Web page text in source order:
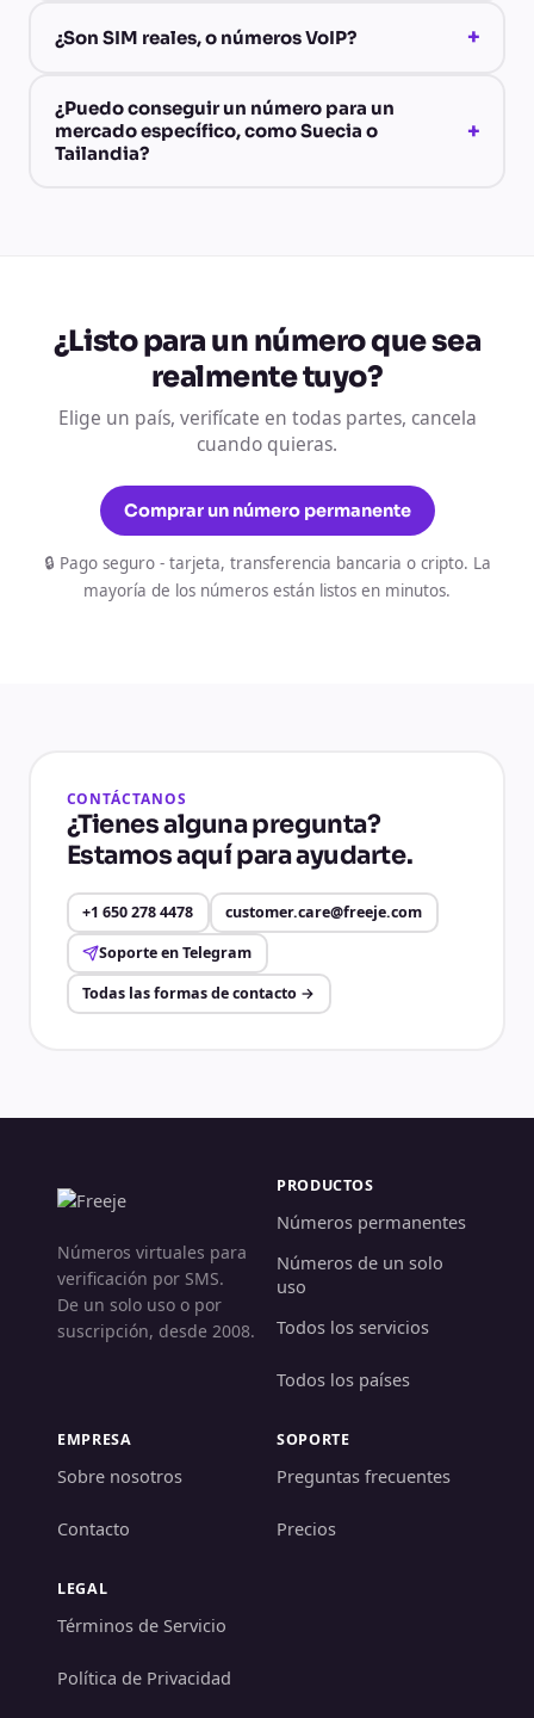
¿Son SIM reales, o números VoIP? +
¿Puedo conseguir un número para un
mercado específico, como Suecia o
Tailandia?
+
¿Listo para un número que sea
realmente tuyo?
Elige un país, verifícate en todas partes, cancela
cuando quieras.
Comprar un número permanente
🔒 Pago seguro - tarjeta, transferencia bancaria o cripto. La
mayoría de los números están listos en minutos.
CONTÁCTANOS
¿Tienes alguna pregunta?
Estamos aquí para ayudarte.
+1 650 278 4478
customer.care@freeje.com
Soporte en Telegram
Todas las formas de contacto →
Números virtuales para
verificación por SMS.
De un solo uso o por
suscripción, desde 2008.
PRODUCTOS
Números permanentes
Números de un solo
uso
Todos los servicios
Todos los países
EMPRESA
Sobre nosotros
Contacto
SOPORTE
Preguntas frecuentes
Precios
LEGAL
Términos de Servicio
Política de Privacidad